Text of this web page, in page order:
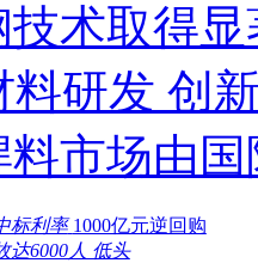
技术取得
研发 创
市场由
标利率 1000亿元逆回购
达6000人 低头